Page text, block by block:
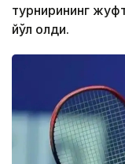
турнирининг
йўл олди.